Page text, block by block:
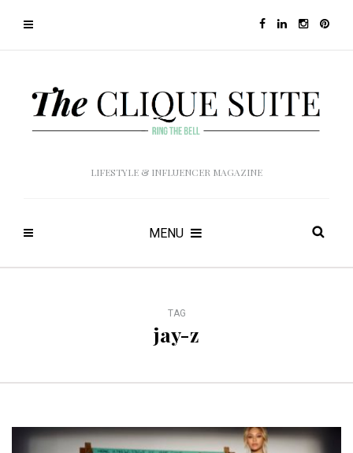
LIFESTYLE & INFLUENCER MAGAZINE
MENU
TAG
jay-z